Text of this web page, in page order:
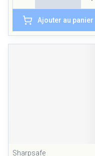
Ajouter au panier
Sharpsafe